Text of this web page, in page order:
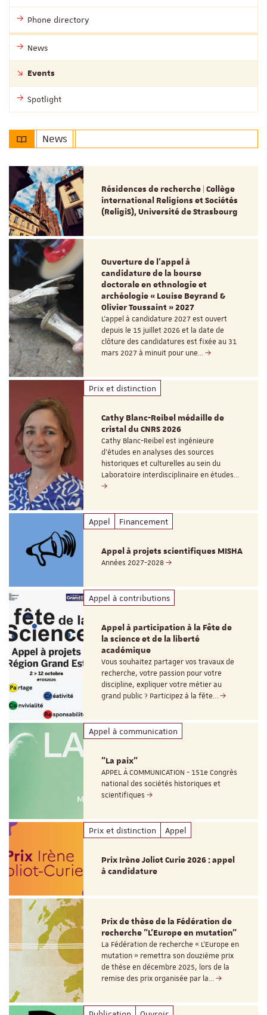
Phone directory
News
Events
Spotlight
News
Résidences de recherche | Collège
international Religions et Sociétés
(ReligiS), Université de Strasbourg
Ouverture de l'appel à
candidature de la bourse
doctorale en ethnologie et
archéologie « Louise Beyrand &
Olivier Toussaint » 2027
L’appel à candidature 2027 est ouvert
depuis le 15 juillet 2026 et la date de
clôture des candidatures est fixée au 31
mars 2027 à minuit pour une…
Prix et distinction
Cathy Blanc-Reibel médaille de
cristal du CNRS 2026
Cathy Blanc-Reibel est ingénieure
d’études en analyses des sources
historiques et culturelles au sein du
Laboratoire interdisciplinaire en études…
Appel Financement
Appel à projets scientifiques MISHA
Années 2027-2028
Appel à contributions
Appel à participation à la Fête de
la science et de la liberté
académique
Vous souhaitez partager vos travaux de
recherche, votre passion pour votre
discipline, expliquer votre métier au
grand public ? Participez à la fête…
Appel à communication
"La paix"
APPEL À COMMUNICATION - 151e Congrès
national des sociétés historiques et
scientifiques
Prix et distinction Appel
Prix Irène Joliot Curie 2026 : appel
à candidature
Prix de thèse de la Fédération de
recherche "L’Europe en mutation"
La Fédération de recherche « L’Europe en
mutation » remettra son douzième prix
de thèse en décembre 2025, lors de la
remise des prix organisée par la…